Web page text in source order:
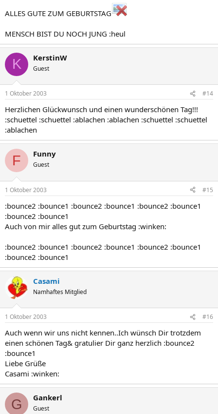
ALLES GUTE ZUM GEBURTSTAG
MENSCH BIST DU NOCH JUNG :heul
K KerstinW
Guest
1 Oktober 2003 #14
Herzlichen Glückwunsch und einen wunderschönen Tag!!!
:schuettel :schuettel :ablachen :ablachen :schuettel :schuettel
:ablachen
F Funny
Guest
1 Oktober 2003 #15
:bounce2 :bounce1 :bounce2 :bounce1 :bounce2 :bounce1
:bounce2 :bounce1
Auch von mir alles gut zum Geburtstag :winken:
:bounce2 :bounce1 :bounce2 :bounce1 :bounce2 :bounce1
:bounce2 :bounce1
Casami
Namhaftes Mitglied
1 Oktober 2003 #16
Auch wenn wir uns nicht kennen..Ich wünsch Dir trotzdem
einen schönen Tag& gratulier Dir ganz herzlich :bounce2
:bounce1
Liebe Grüße
Casami :winken:
G Gankerl
Guest